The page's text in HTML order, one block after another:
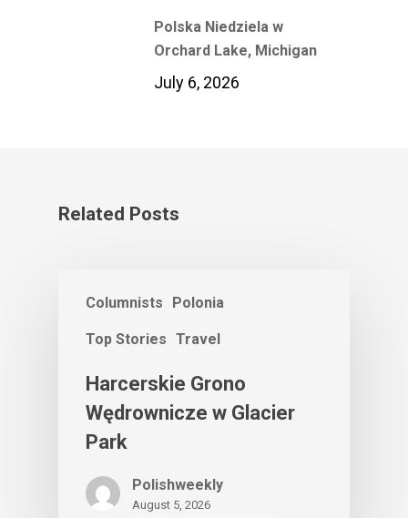
Polska Niedziela w
Orchard Lake, Michigan
July 6, 2026
Related Posts
Columnists Polonia
Top Stories Travel
Harcerskie Grono
Wędrownicze w Glacier
Park
Polishweekly
August 5, 2026